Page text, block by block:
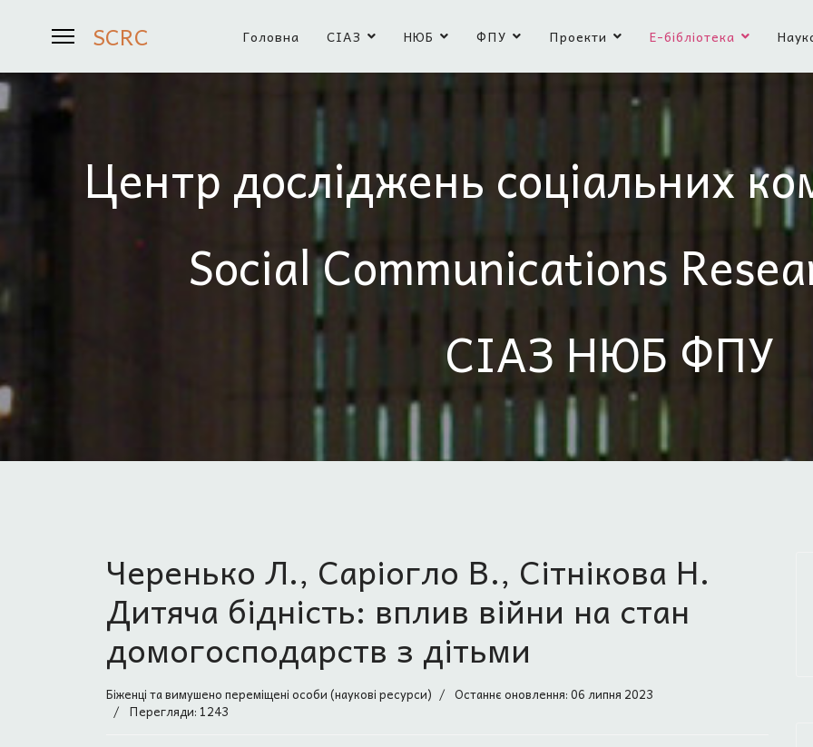
SCRC Головна СІАЗ НЮБ ФПУ Проекти Е-бібліотека
Центр досліджень соціальних
Social Communications
СІАЗ НЮБ ФПУ
Черенько Л., Саріогло В., Сітнікова Н.
Дитяча бідність: вплив війни на стан
домогосподарств з дітьми
Біженці та вимушено переміщені особи (наукові ресурси)
Останнє оновлення: 06 липня 2023
Перегляди: 1243